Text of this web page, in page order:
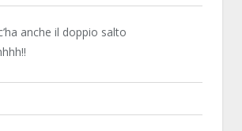
anche il doppio salto